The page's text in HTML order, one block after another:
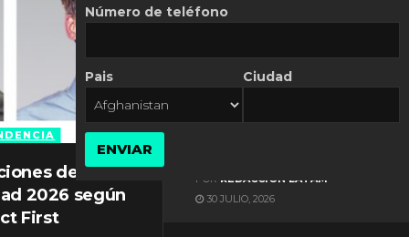
de
2026 según
First
ES NOTICIA
POR REDACCIÓN LATAM
30 JULIO, 2026
Número de teléfono
Pais Ciudad
ENVIAR